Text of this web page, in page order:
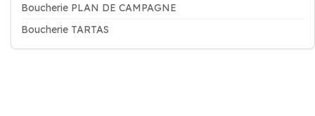
Boucherie PLAN DE CAMPAGNE
Boucherie TARTAS